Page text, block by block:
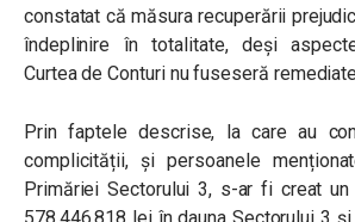
constatat că măsura recuperării
îndeplinire în totalitate, deși
Curtea de Conturi nu fuseseră
Prin faptele descrise, la care au
complicității, și persoanele
Primăriei Sectorului 3, s-ar fi creat